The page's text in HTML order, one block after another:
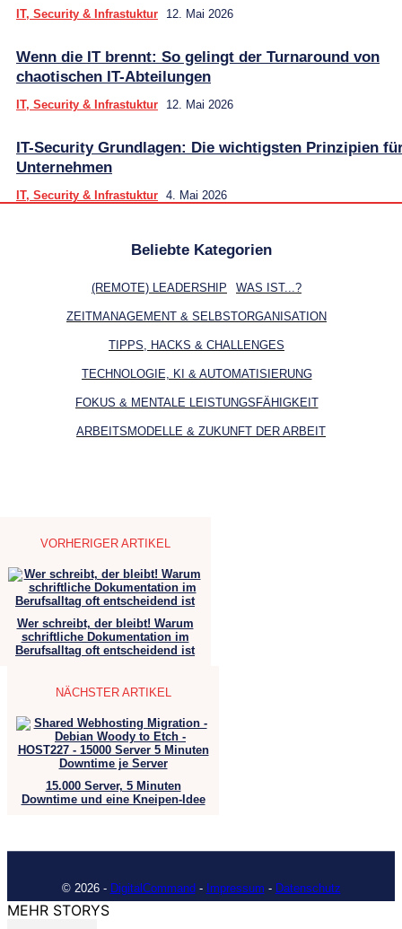
IT, Security & Infrastuktur 12. Mai 2026
Wenn die IT brennt: So gelingt der Turnaround von
chaotischen IT-Abteilungen
IT, Security & Infrastuktur 12. Mai 2026
IT-Security Grundlagen: Die wichtigsten Prinzipien
Unternehmen
IT, Security & Infrastuktur 4. Mai 2026
Beliebte Kategorien
(REMOTE) LEADERSHIP WAS IST...?
ZEITMANAGEMENT & SELBSTORGANISATION
TIPPS, HACKS & CHALLENGES
TECHNOLOGIE, KI & AUTOMATISIERUNG
FOKUS & MENTALE LEISTUNGSFÄHIGKEIT
ARBEITSMODELLE & ZUKUNFT DER ARBEIT
VORHERIGER ARTIKEL
Wer schreibt, der bleibt! Warum
schriftliche Dokumentation im
Berufsalltag oft entscheidend ist
NÄCHSTER ARTIKEL
15.000 Server, 5 Minuten
Downtime und eine Kneipen-Idee
© 2026 - DigitalCommand - Impressum - Datenschutz
MEHR STORYS